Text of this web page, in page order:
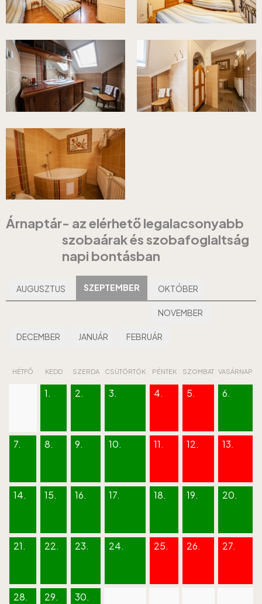
Árnaptár- az elérhető legalacsonyabb
szobaárak és szobafoglaltság
napi bontásban
AUGUSZTUS SZEPTEMBER OKTÓBER
NOVEMBER
DECEMBER JANUÁR FEBRUÁR
HÉTFŐ KEDD SZERDA CSÜTÖRTÖK PÉNTEK SZOMBAT VASÁRNAP
1. 2. 3. 4. 5. 6.
7. 8. 9. 10. 11. 12. 13.
14. 15. 16. 17. 18. 19. 20.
21. 22. 23. 24. 25. 26. 27.
28. 29. 30.